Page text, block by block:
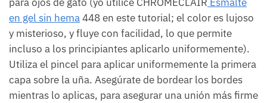
para ojos de gato (yo utilicé CHROMÉCLAIR Esmalte
en gel sin hema448 en este tutorial; el color es lujoso
y misterioso, y fluye con facilidad, lo que permite
incluso a los principiantes aplicarlo uniformemente).
Utiliza el pincel para aplicar uniformemente la primera
capa sobre la uña. Asegúrate de bordear los bordes
mientras lo aplicas, para asegurar una unión más firme